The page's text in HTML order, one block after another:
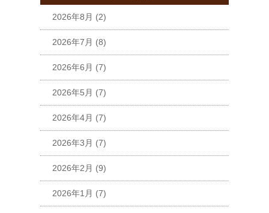
2026年8月 (2)
2026年7月 (8)
2026年6月 (7)
2026年5月 (7)
2026年4月 (7)
2026年3月 (7)
2026年2月 (9)
2026年1月 (7)